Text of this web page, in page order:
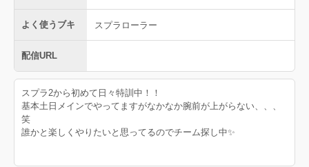
よく使うブキ スプラローラー
配信URL
スプラ2から初めて日々特訓中！！
基本土日メインでやってますがなかなか腕前が上がらない、、、
笑
誰かと楽しくやりたいと思ってるのでチーム探し中✨